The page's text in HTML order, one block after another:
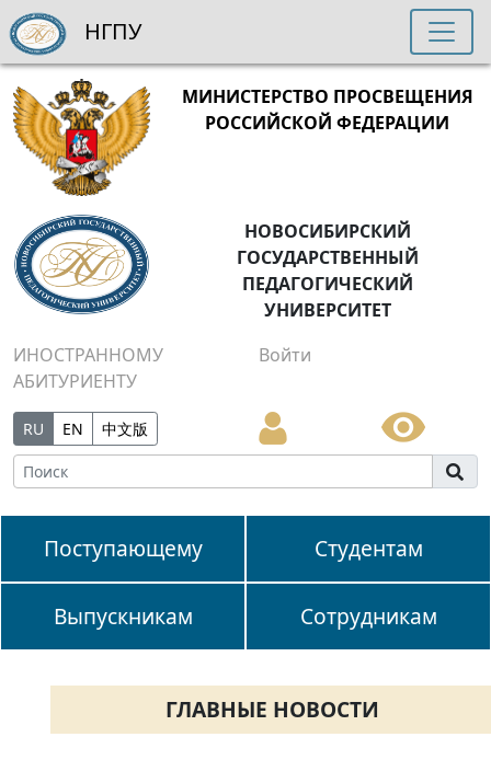
МИНИСТЕРСТВО ПРОСВЕЩЕНИЯ
РОССИЙСКОЙ ФЕДЕРАЦИИ
НОВОСИБИРСКИЙ
ГОСУДАРСТВЕННЫЙ
ПЕДАГОГИЧЕСКИЙ
УНИВЕРСИТЕТ
ИНОСТРАННОМУ
АБИТУРИЕНТУ
Войти
RU EN 中文版
Поступающему Студентам
Выпускникам Сотрудникам
НГПУ
ГЛАВНЫЕ НОВОСТИ